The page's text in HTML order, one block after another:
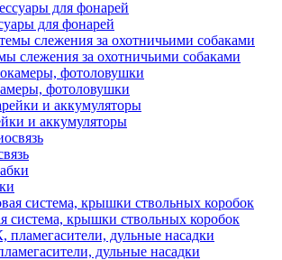
для фонарей
слежения за охотничьими собаками
фотоловушки
и аккумуляторы
система, крышки ствольных коробок
дульные насадки